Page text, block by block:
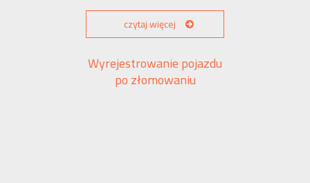
czytaj więcej
Wyrejestrowanie pojazdu
po złomowaniu